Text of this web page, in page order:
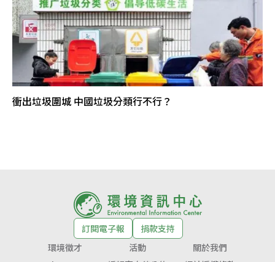
衝出垃圾圍城 中國垃圾分類行不行？
訂閱電子報
捐款支持
環境徵才
活動
關於我們